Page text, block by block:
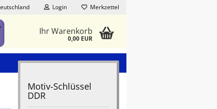
Login Merkzettel
Ihr Warenkorb
0,00 EUR
Motiv-Schlüssel
DDR